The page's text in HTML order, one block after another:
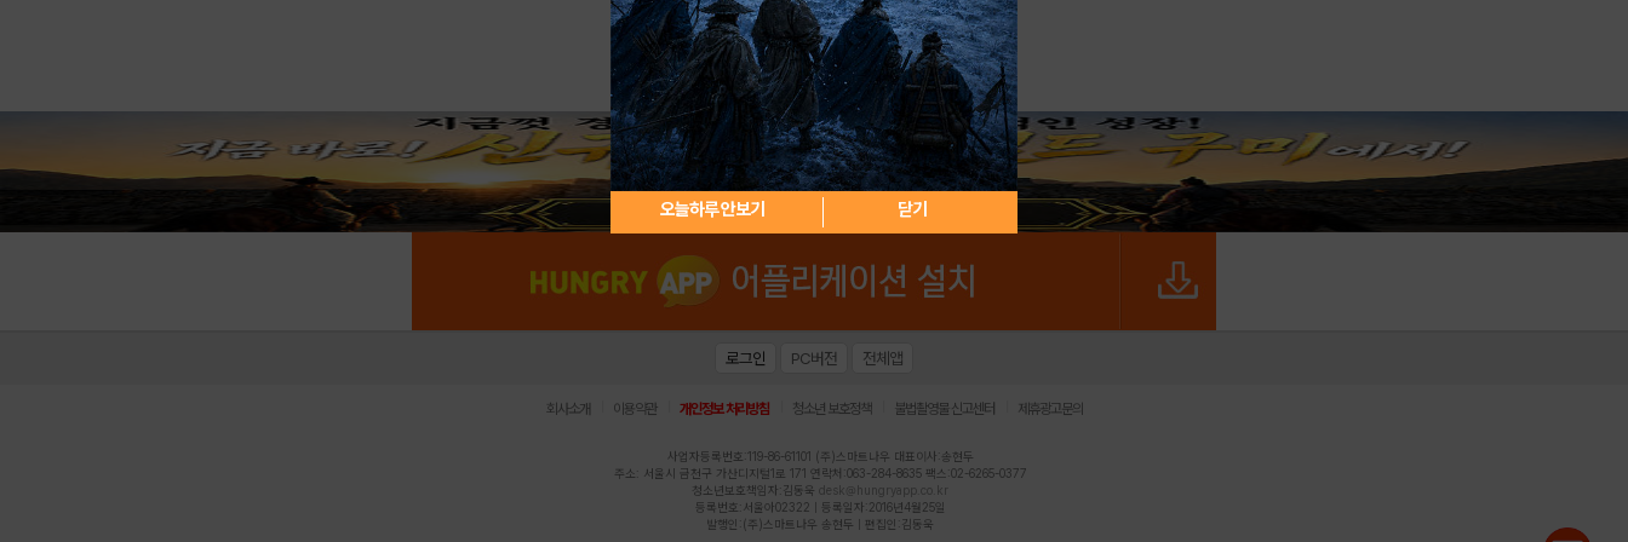
아이디 / 비밀번호 찾기 회원가입
오늘하루 안보기 닫기
로그인 PC버전 전체앱
회사소개 이용약관 개인정보 처리방침 청소년 보호정책 불법촬영물 신고센터 제휴광고문의
사업자등록번호:119-86-61101 (주)스마트나우 대표이사:송현두
주소: 서울시 금천구 가산디지털1로 171 연락처:063-284-8635 팩스:02-6265-0377
청소년보호책임자:김동욱 desk@hungryapp.co.kr
등록번호:서울아02322 | 등록일자:2016년4월25일
발행인:(주)스마트나우 송현두 | 편집인:김동욱